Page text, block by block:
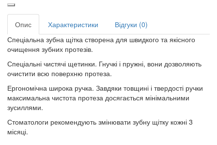
Опис Характеристики
Відгуки (0)
Спеціальна зубна щітка створена для швидкого та якісного
очищення зубних протезів.
Спеціальні чистячі щетинки. Гнучкі і пружні, вони дозволяють
очистити всю поверхню протеза.
Ергономічна широка ручка. Завдяки товщині і твердості ручки
максимальна чистота протеза досягається мінімальними
зусиллями.
Стоматологи рекомендують змінювати зубну щітку кожні 3
місяці.